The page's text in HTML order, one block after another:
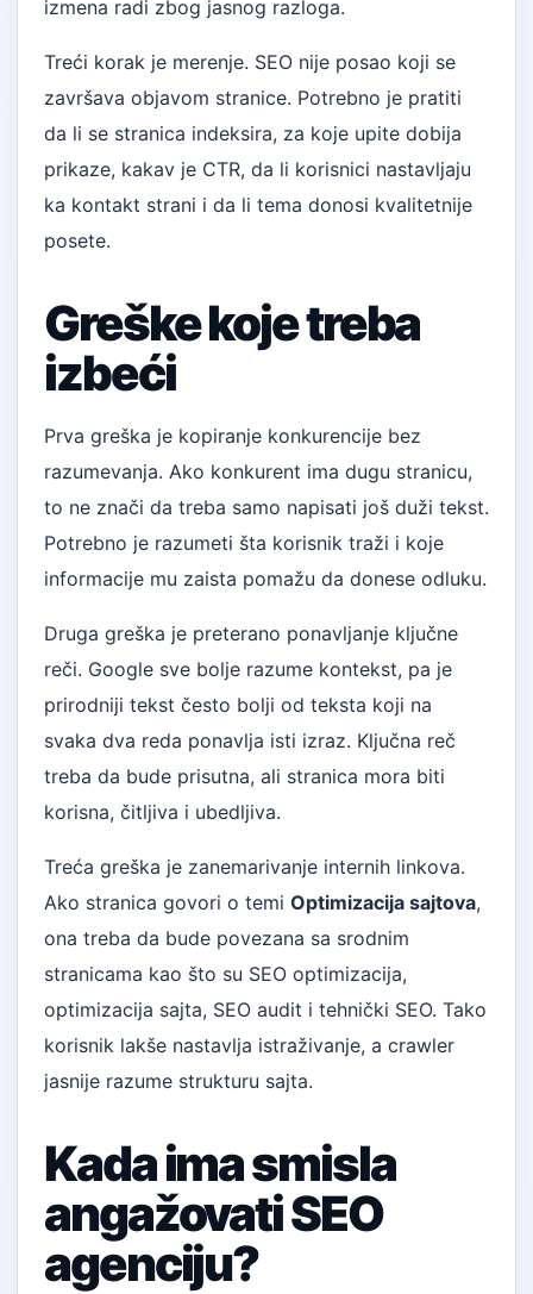
izmena radi zbog jasnog razloga.
Treći korak je merenje. SEO nije posao koji se
završava objavom stranice. Potrebno je pratiti
da li se stranica indeksira, za koje upite dobija
prikaze, kakav je CTR, da li korisnici nastavljaju
ka kontakt strani i da li tema donosi kvalitetnije
posete.
Greške koje treba
izbeći
Prva greška je kopiranje konkurencije bez
razumevanja. Ako konkurent ima dugu stranicu,
to ne znači da treba samo napisati još duži tekst.
Potrebno je razumeti šta korisnik traži i koje
informacije mu zaista pomažu da donese odluku.
Druga greška je preterano ponavljanje ključne
reči. Google sve bolje razume kontekst, pa je
prirodniji tekst često bolji od teksta koji na
svaka dva reda ponavlja isti izraz. Ključna reč
treba da bude prisutna, ali stranica mora biti
korisna, čitljiva i ubedljiva.
Treća greška je zanemarivanje internih linkova.
Ako stranica govori o temi Optimizacija sajtova,
ona treba da bude povezana sa srodnim
stranicama kao što su SEO optimizacija,
optimizacija sajta, SEO audit i tehnički SEO. Tako
korisnik lakše nastavlja istraživanje, a crawler
jasnije razume strukturu sajta.
Kada ima smisla
angažovati SEO
agenciju?